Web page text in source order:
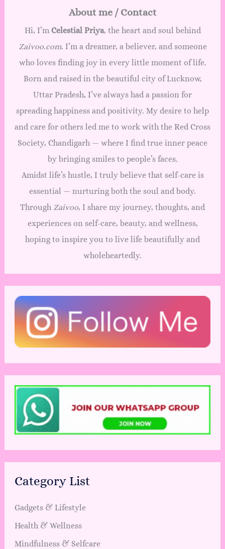
About me / Contact
Hi, I’m Celestial Priya, the heart and soul behind
Zaivoo.com. I’m a dreamer, a believer, and someone
who loves finding joy in every little moment of life.
Born and raised in the beautiful city of Lucknow,
Uttar Pradesh, I’ve always had a passion for
spreading happiness and positivity. My desire to help
and care for others led me to work with the Red Cross
Society, Chandigarh — where I find true inner peace
by bringing smiles to people’s faces.
Amidst life’s hustle, I truly believe that self-care is
essential — nurturing both the soul and body.
Through Zaivoo, I share my journey, thoughts, and
experiences on self-care, beauty, and wellness,
hoping to inspire you to live life beautifully and
wholeheartedly.
Category List
Gadgets & Lifestyle
Health & Wellness
Mindfulness & Selfcare